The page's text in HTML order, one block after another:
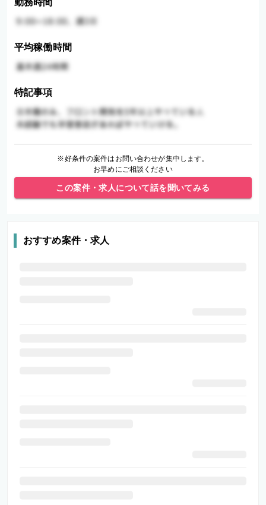
勤務時間
平均稼働時間
特記事項
※好条件の案件はお問い合わせが集中します。
お早めにご相談ください
この案件・求人について話を聞いてみる
おすすめ案件・求人